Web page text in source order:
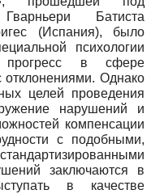
Батиста
(Испания), было
психологии
прогресс в сфере
отклонениями. Однако
целей проведения
нарушений и
компенсации
с подобными,
заключаются в
в качестве